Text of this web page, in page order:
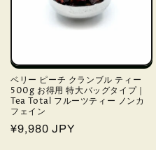
ベリー ピーチ クランブル ティー
500g お得用 特大バッグタイプ｜
Tea Total フルーツティー ノンカ
フェイン
通
¥9,980 JPY